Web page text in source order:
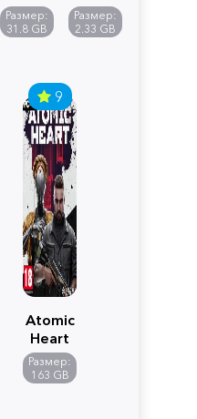
Reincarnation
Размер:
31.8 GB
Размер:
2.33 GB
9
Atomic
Heart
Размер:
163 GB